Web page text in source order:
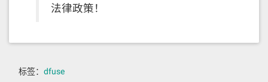
法律政策！
标签： dfuse